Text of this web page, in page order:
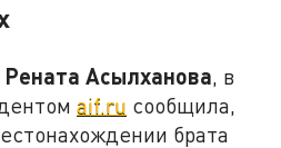
Рената Асылханова , в
aif.ru сообщила,
брата